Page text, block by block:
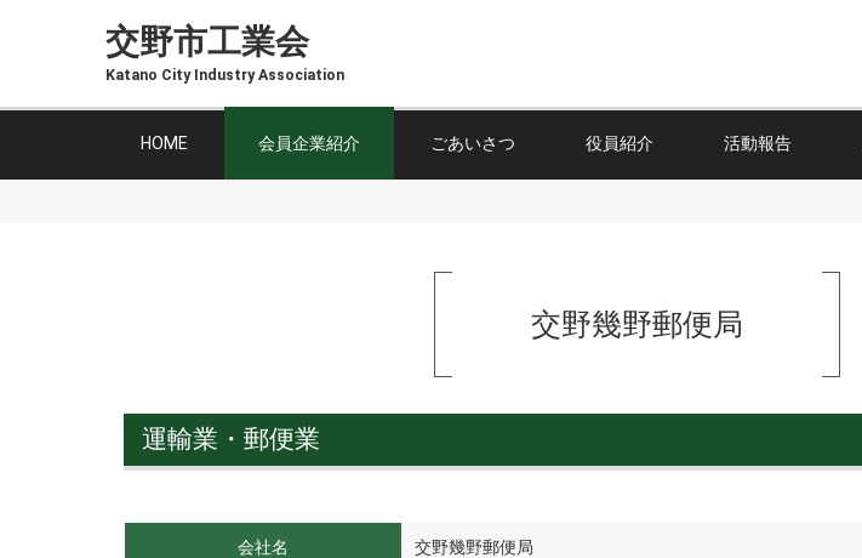
交野市工業会
Katano City Industry Association
HOME 会員企業紹介 ごあいさつ 役員紹介 活動報告
交野幾野郵便局
運輸業・郵便業
会社名 交野幾野郵便局